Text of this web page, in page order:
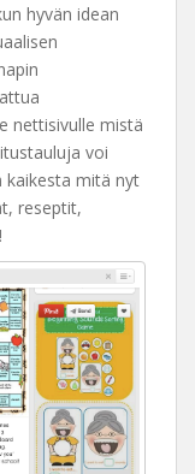
hyvän idean
nettisivulle mistä
voi
kaikesta mitä nyt
reseptit,